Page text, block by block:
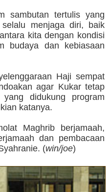
sambutan tertulis yang
menjaga diri, baik
kita dengan kondisi
budaya dan kebiasaan
Haji sempat
agar Kukar tetap
yang didukung program
katanya.
Maghrib berjamaah,
dan pembacaan
(win/joe)